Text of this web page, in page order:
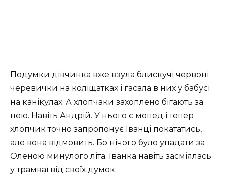
Подумки дівчинка вже взула блискучі червоні
черевички на коліщатках і гасала в них у бабусі
на канікулах. А хлопчаки захоплено бігають за
нею. Навіть Андрій. У нього є мопед і тепер
хлопчик точно запропонує Іванці покататись,
але вона відмовить. Бо нічого було упадати за
Оленою минулого літа. Іванка навіть засміялась
у трамваї від своїх думок.